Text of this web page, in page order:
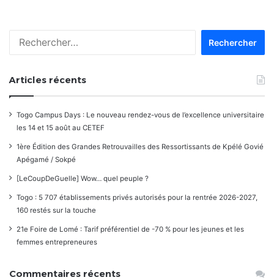
commentaires
Articles récents
Togo Campus Days : Le nouveau rendez-vous de l’excellence universitaire
les 14 et 15 août au CETEF
1ère Édition des Grandes Retrouvailles des Ressortissants de Kpélé Govié
Apégamé / Sokpé
[LeCoupDeGuelle] Wow… quel peuple ?
Togo : 5 707 établissements privés autorisés pour la rentrée 2026-2027,
160 restés sur la touche
21e Foire de Lomé : Tarif préférentiel de -70 % pour les jeunes et les
femmes entrepreneures
Commentaires récents